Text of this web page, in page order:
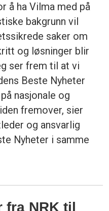
å ha Vilma med på
bakgrunn vil
saker om
og løsninger blir
ser frem til at vi
Beste Nyheter
nasjonale og
fremover, sier
og ansvarlig
Nyheter i samme
fra NRK til